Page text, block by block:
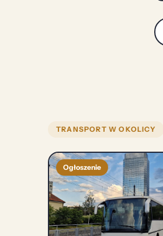
TRANSPORT W OKOLICY
Ogłoszenie